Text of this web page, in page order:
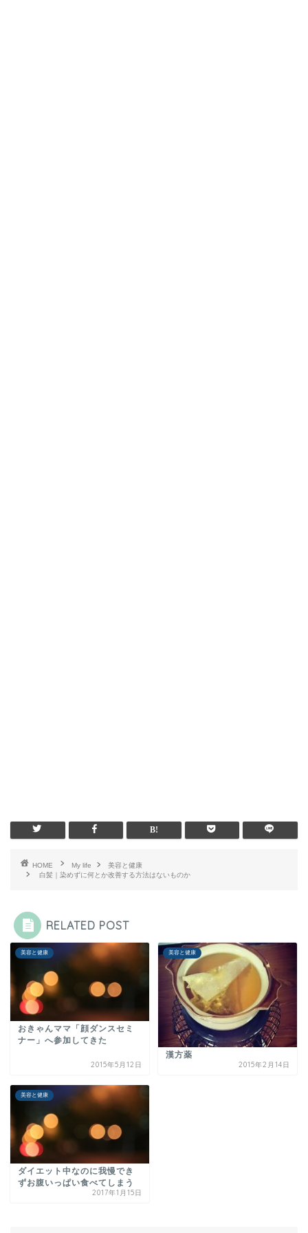
HOME My life
美容と健康
白髪｜染めずに何とか改善する方法はないものか
RELATED POST
美容と健康
おきゃんママ「顔ダンスセミ
ナー」へ参加してきた
2015年5月12日
美容と健康
漢方薬
2015年2月14日
美容と健康
ダイエット中なのに我慢でき
ずお腹いっぱい食べてしまう
2017年1月15日